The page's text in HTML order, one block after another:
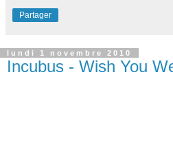
Partager
lundi 1 novembre 2010
Incubus - Wish You